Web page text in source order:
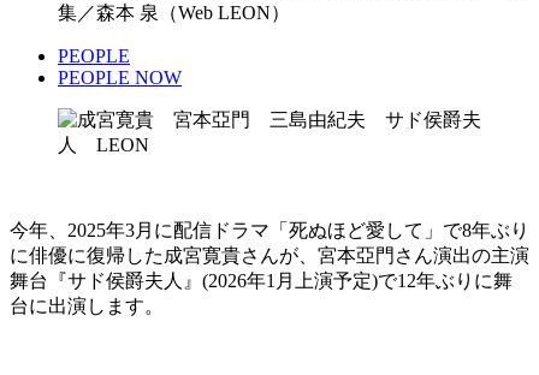
集／森本 泉（Web LEON）
PEOPLE
PEOPLE NOW
今年、2025年3月に配信ドラマ「死ぬほど愛して」で8年ぶり
に俳優に復帰した成宮寛貴さんが、宮本亞門さん演出の主演
舞台『サド侯爵夫人』(2026年1月上演予定)で12年ぶりに舞
台に出演します。